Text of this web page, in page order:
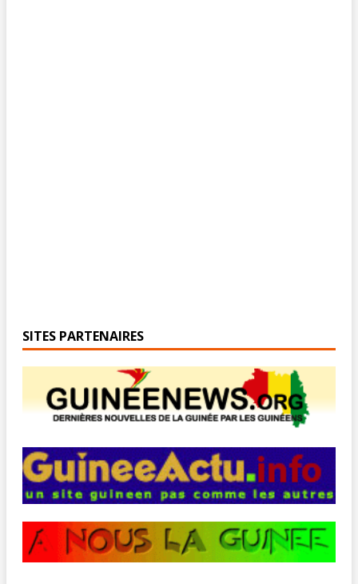
SITES PARTENAIRES